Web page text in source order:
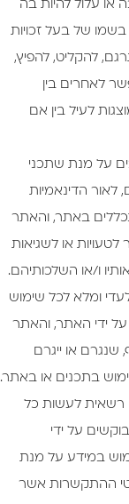
או עלול להיות בה
של בעל זכויות
להקליט, להפיץ,
לאחרים בין
לעיל בין אם
על מנת שתכני
לאור הדינאמיות
באתר, והאתר
לטעויות או לשגיאות
ו/או השלכותיהם.
ומלא לכל שימוש
ידי האתר, והאתר
שנגרם או ייגרם
בתכנים או באתר.
לעשות כל
על ידי
במידע על מנת
ההתקשרות אשר